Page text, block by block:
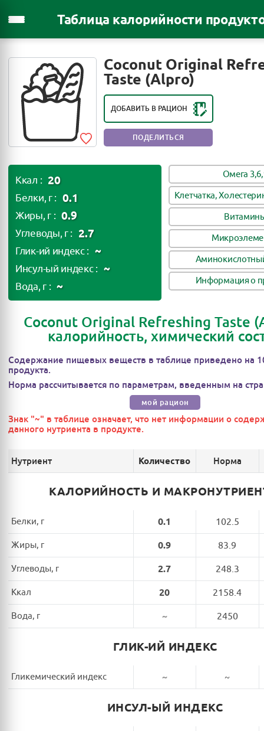
Таблица калорийности
Coconut Original
Taste (Alpro)
ДОБАВИТЬ В РАЦИОН
ПОДЕЛИТЬСЯ
Ккал : 20
Белки, г : 0.1
Жиры, г : 0.9
Углеводы, г : 2.7
Глик-ий индекс : ~
Инсул-ый индекс : ~
Вода, г : ~
Омега
Клетчатка,
Информация о
Coconut Original Refreshing Taste
калорийность, химический
Содержание пищевых веществ в таблице приведено на
продукта.
Норма рассчитывается по параметрам, введенным на
мой рацион
Знак "~" в таблице означает, что нет информации о
данного нутриента в продукте.
Нутриент Количество Норма
КАЛОРИЙНОСТЬ И
Белки, г 0.1 102.5
Жиры, г 0.9 83.9
Углеводы, г 2.7 248.3
Ккал 20 2158.4
Вода, г ~ 2450
ГЛИК-ИЙ ИНДЕКС
Гликемический индекс ~ ~
ИНСУЛ-ЫЙ ИНДЕКС